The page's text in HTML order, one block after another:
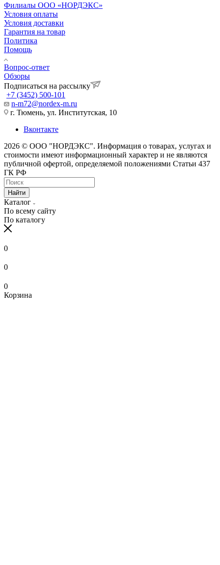
Филиалы ООО «НОРДЭКС»
Условия оплаты
Условия доставки
Гарантия на товар
Политика
Помощь
Вопрос-ответ
Обзоры
Подписаться на рассылку
+7 (3452) 500-101
n-m72@nordex-m.ru
г. Тюмень, ул. Институтская, 10
Вконтакте
2026 © ООО "НОРДЭКС". Информация о товарах, услугах и
стоимости имеют информационный характер и не являются
публичной офертой, определяемой положениями Статьи 437
ГК РФ
Найти
Каталог
По всему сайту
По каталогу
0
0
0
Корзина